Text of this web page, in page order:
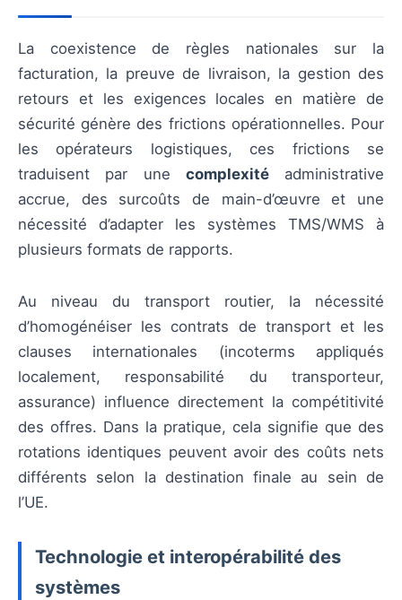
La coexistence de règles nationales sur la
facturation, la preuve de livraison, la gestion des
retours et les exigences locales en matière de
sécurité génère des frictions opérationnelles. Pour
les opérateurs logistiques, ces frictions se
traduisent par une complexitéadministrative
accrue, des surcoûts de main-d’œuvre et une
nécessité d’adapter les systèmes TMS/WMS à
plusieurs formats de rapports.
Au niveau du transport routier, la nécessité
d’homogénéiser les contrats de transport et les
clauses internationales (incoterms appliqués
localement, responsabilité du transporteur,
assurance) influence directement la compétitivité
des offres. Dans la pratique, cela signifie que des
rotations identiques peuvent avoir des coûts nets
différents selon la destination finale au sein de
l’UE.
Technologie et interopérabilité des
systèmes